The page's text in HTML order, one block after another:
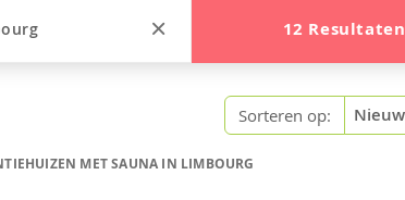
12 Resultaten
Sorteren op:
MET SAUNA IN LIMBOURG